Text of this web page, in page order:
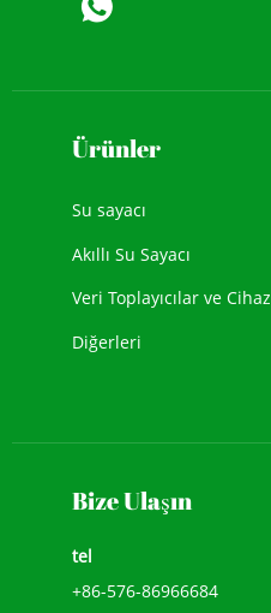
Ürünler
Su sayacı
Akıllı Su Sayacı
Veri Toplayıcılar ve Cihaz
Diğerleri
Bize Ulaşın
tel
+86-576-86966684